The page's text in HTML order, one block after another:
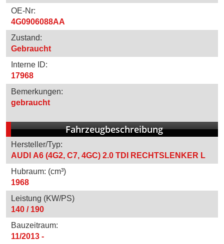
OE-Nr:
4G0906088AA
Zustand:
Gebraucht
Interne ID:
17968
Bemerkungen:
gebraucht
Fahrzeugbeschreibung
Hersteller/Typ:
AUDI A6 (4G2, C7, 4GC) 2.0 TDI RECHTSLENKER L
Hubraum: (cm³)
1968
Leistung (KW/PS)
140 / 190
Bauzeitraum:
11/2013 -